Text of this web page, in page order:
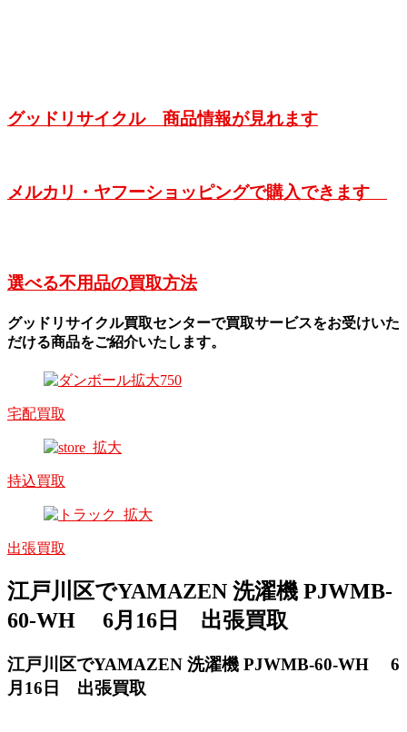
グッドリサイクル 商品情報が見れます
メルカリ・ヤフーショッピングで購入できます
選べる不用品の買取方法
グッドリサイクル買取センターで買取サービスをお受けいた
だける商品をご紹介いたします。
宅配買取
持込買取
出張買取
江戸川区でYAMAZEN 洗濯機 PJWMB-
60-WH 6月16日 出張買取
江戸川区でYAMAZEN 洗濯機 PJWMB-60-WH 6
月16日 出張買取